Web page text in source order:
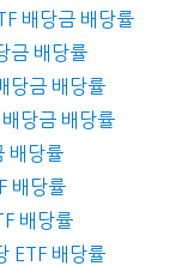
배당금 배당률
금 배당률
당금 배당률
당금 배당률
배당률
배당률
배당률
ETF 배당률